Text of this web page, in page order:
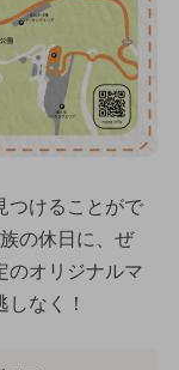
つけることがで
の休日に、ぜ
のオリジナルマ
なく！